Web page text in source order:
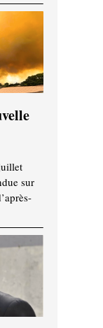
sur